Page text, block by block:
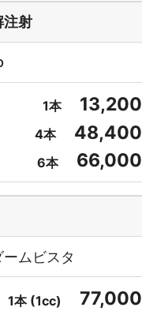
注射
1本 13,200
4本 48,400
6本 66,000
ムビスタ
1本 (1cc) 77,000